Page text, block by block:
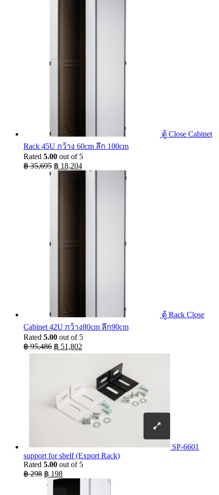
ตู้ Close Cabinet
Rack 45U กว้าง 60cm ลึก 100cm
Rated 5.00 out of 5
฿35,695 Original
price
฿ 18,204Current
price
ตู้ Rack Close
Cabinet 42U กว้าง80cm ลึก90cm
Rated 5.00 out of 5
฿95,486 Original
price
฿ 51,802
price
฿ 51,802.
SP-6601
support for shelf (Export Rack)
Rated 5.00 out of 5
฿298 Original
price
฿ 198Current
is: